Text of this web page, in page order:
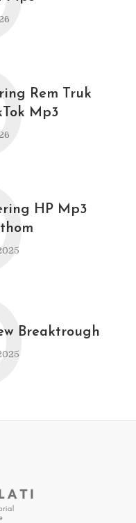
Rem Truk
Mp3
HP Mp3
Breaktrough